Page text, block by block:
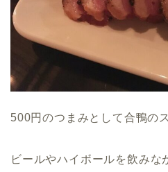
500円のつまみとして合鴨の
ビールやハイボールを飲みな